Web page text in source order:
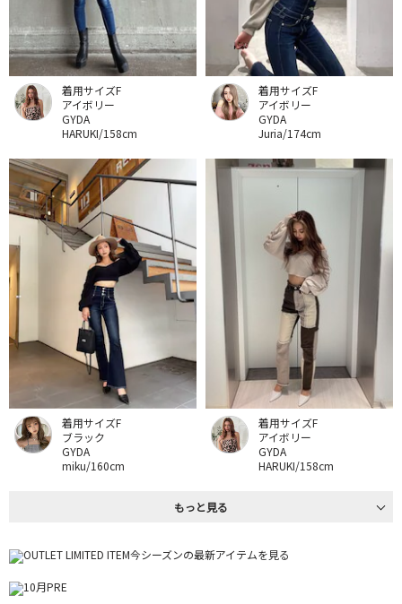
着用サイズF
アイボリー
GYDA
HARUKI/158cm
着用サイズF
アイボリー
GYDA
Juria/174cm
着用サイズF
ブラック
GYDA
miku/160cm
着用サイズF
アイボリー
GYDA
HARUKI/158cm
もっと見る